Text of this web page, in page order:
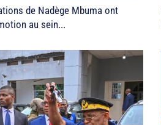
de Nadège Mbuma ont
au sein...